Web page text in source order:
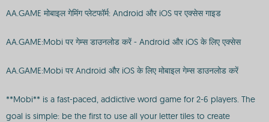
AA.GAME मोबाइल गेमिंग प्लेटफॉर्म: Android और iOS पर एक्सेस गाइड
AA.GAME:Mobi पर गेम्स डाउनलोड करें - Android और iOS के लिए एक्सेस
AA.GAME:Mobi पर Android और iOS के लिए मोबाइल गेम्स डाउनलोड करें
**Mobi** is a fast-paced, addictive word game for 2-6 players. The
goal is simple: be the first to use all your letter tiles to create